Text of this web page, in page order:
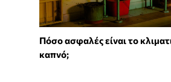
Πόσο ασφαλές είναι το
καπνό;